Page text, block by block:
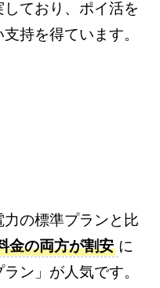
ており、ポイ活を
持を得ています。
力の標準プランと比
金の両方が割安 に
ン」が人気です。